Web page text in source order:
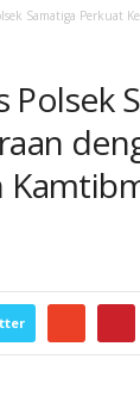
Samatiga Perkuat
Polsek